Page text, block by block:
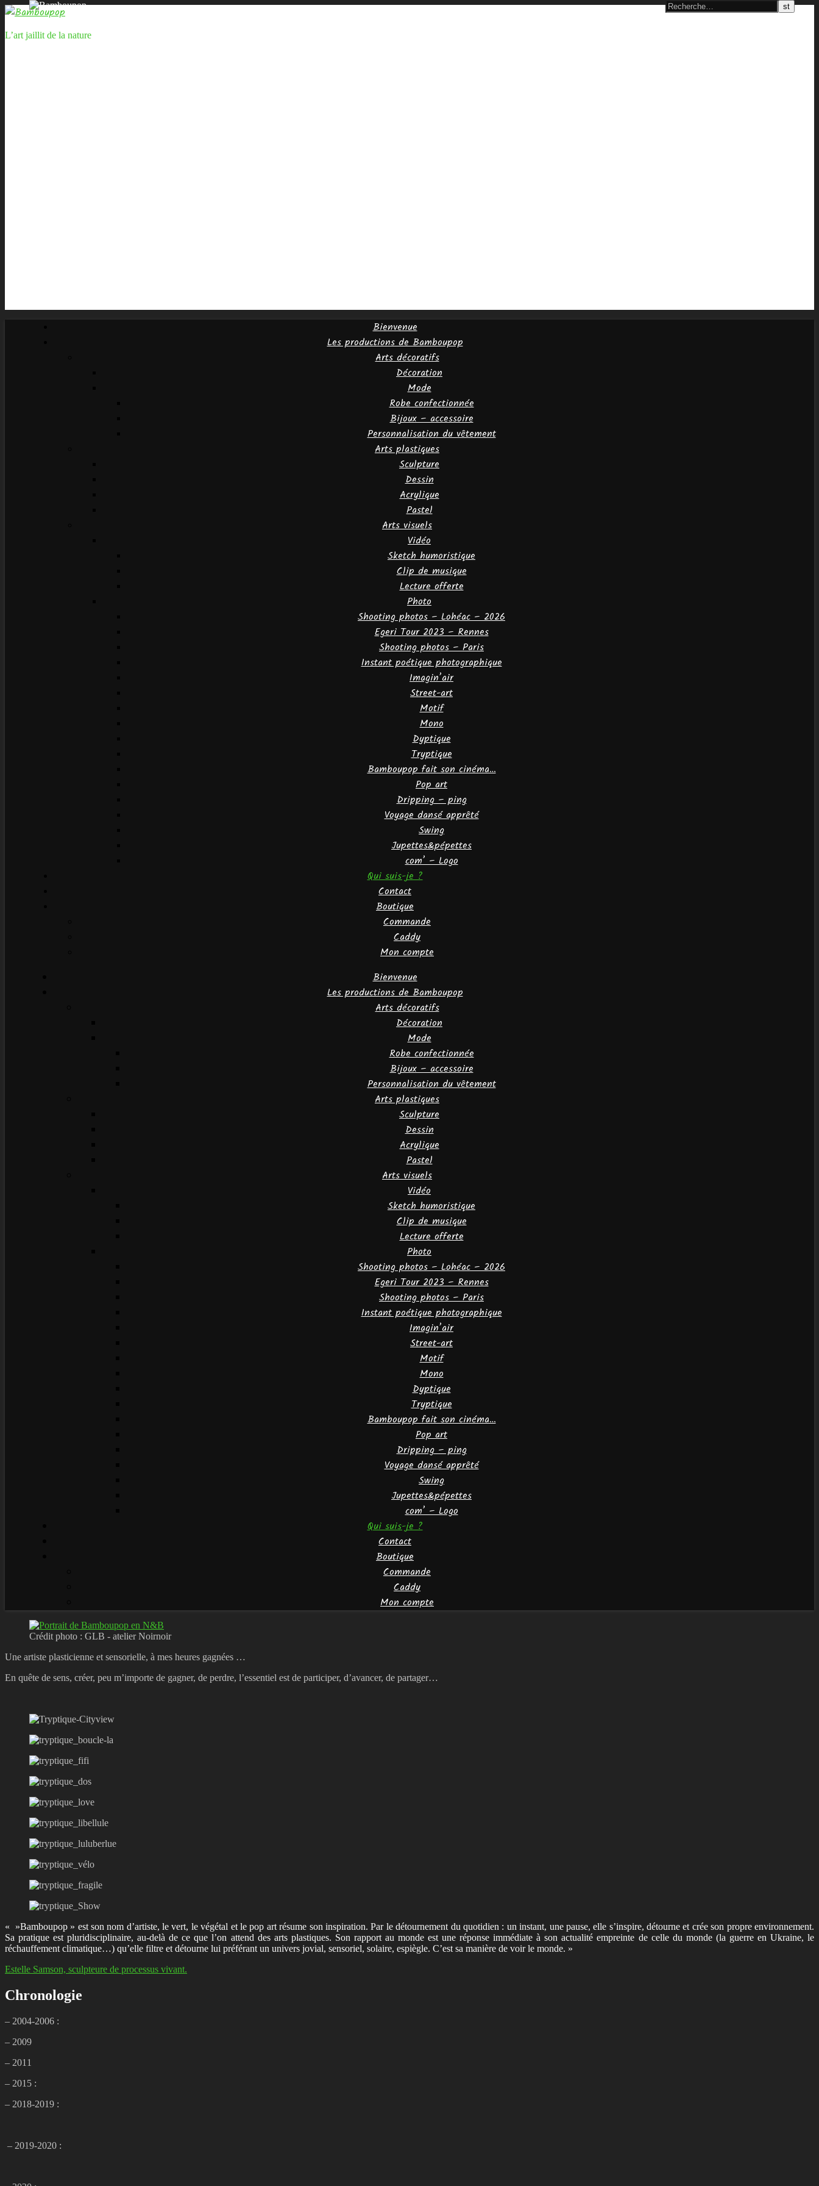
L’art jaillit de la nature
Bienvenue
Les productions de Bamboupop
Arts décoratifs
Décoration
Mode
Robe confectionnée
Bijoux – accessoire
Personnalisation du vêtement
Arts plastiques
Sculpture
Dessin
Acrylique
Pastel
Arts visuels
Vidéo
Sketch humoristique
Clip de musique
Lecture offerte
Photo
Shooting photos – Lohéac – 2026
Egeri Tour 2023 – Rennes
Shooting photos – Paris
Instant poétique photographique
Imagin’air
Street-art
Motif
Mono
Dyptique
Tryptique
Bamboupop fait son cinéma…
Pop art
Dripping – ping
Voyage dansé apprêté
Swing
Jupettes&pépettes
com’ – Logo
Qui suis-je ?
Contact
Boutique
Commande
Caddy
Mon compte
Bienvenue
Les productions de Bamboupop
Arts décoratifs
Décoration
Mode
Robe confectionnée
Bijoux – accessoire
Personnalisation du vêtement
Arts plastiques
Sculpture
Dessin
Acrylique
Pastel
Arts visuels
Vidéo
Sketch humoristique
Clip de musique
Lecture offerte
Photo
Shooting photos – Lohéac – 2026
Egeri Tour 2023 – Rennes
Shooting photos – Paris
Instant poétique photographique
Imagin’air
Street-art
Motif
Mono
Dyptique
Tryptique
Bamboupop fait son cinéma…
Pop art
Dripping – ping
Voyage dansé apprêté
Swing
Jupettes&pépettes
com’ – Logo
Qui suis-je ?
Contact
Boutique
Commande
Caddy
Mon compte
Crédit photo : GLB - atelier Noirnoir
Une artiste plasticienne et sensorielle, à mes heures gagnées …
En quête de sens, créer, peu m’importe de gagner, de perdre, l’essentiel est de participer, d’avancer, de partager…
« »Bamboupop » est son nom d’artiste, le vert, le végétal et le pop art résume son inspiration. Par le détournement du quotidien : un instant, une pause, elle s’inspire, détourne et crée son propre environnement.
Sa pratique est pluridisciplinaire, au-delà de ce que l’on attend des arts plastiques. Son rapport au monde est une réponse immédiate à son actualité empreinte de celle du monde (la guerre en Ukraine, le
réchauffement climatique…) qu’elle filtre et détourne lui préférant un univers jovial, sensoriel, solaire, espiègle. C’est sa manière de voir le monde. »
Estelle Samson, sculpteure de processus vivant.
Chronologie
– 2004-2006 :
– 2009
– 2011
– 2015 :
– 2018-2019 :
– 2019-2020 :